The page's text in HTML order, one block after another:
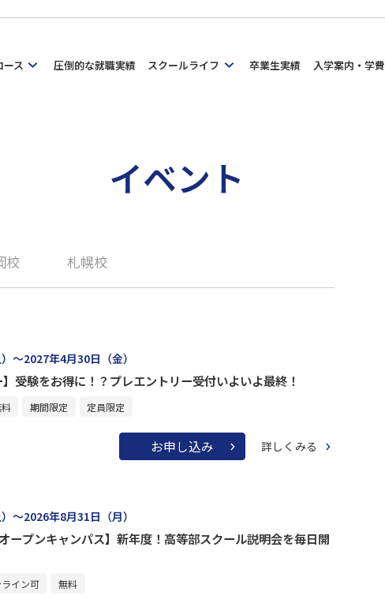
ース 圧倒的な就職実績 スクールライフ 卒業生実績 入学案内・学費
イベント
校 札幌校
～2027年4月30日（金）
受験をお得に！？プレエントリー受付いよいよ最終！
期間限定 定員限定
お申し込み 詳しくみる
～2026年8月31日（月）
ープンキャンパス】新年度！高等部スクール説明会を毎日開
イン可 無料